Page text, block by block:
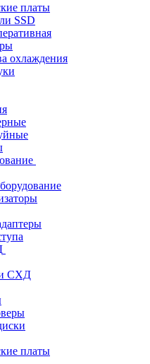
платы
SSD
охлаждения
СХД
платы